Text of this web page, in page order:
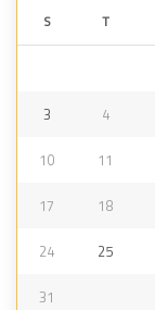
S T
3 4
10 11
17 18
24 25
31